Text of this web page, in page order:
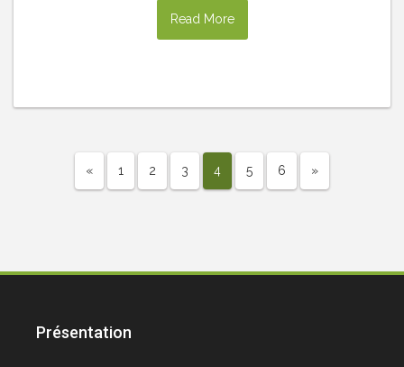
Read More
« 1 2 3 4 5 6 »
Présentation